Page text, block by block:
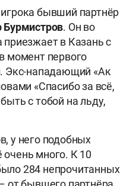
бывший партнёр
Бурмистров. Он во
приезжает в Казань с
момент первого
Экс-нападающий «Ак
«Спасибо за всё,
с тобой на льду,
у него подобных
много. К 10
284 непрочитанных